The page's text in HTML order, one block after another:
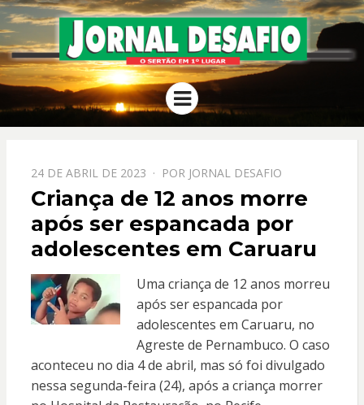
JORNAL
DESAFIO
O Sertão em 1º Lugar
Menu
PPOSTADO
EM
24 DE ABRIL DE 2023 POR JORNAL DESAFIO
Criança de 12 anos morre
após ser espancada por
adolescentes em Caruaru
Uma criança de 12 anos morreu
após ser espancada por
adolescentes em Caruaru, no
Agreste de Pernambuco. O caso
aconteceu no dia 4 de abril, mas só foi divulgado
nessa segunda-feira (24), após a criança morrer